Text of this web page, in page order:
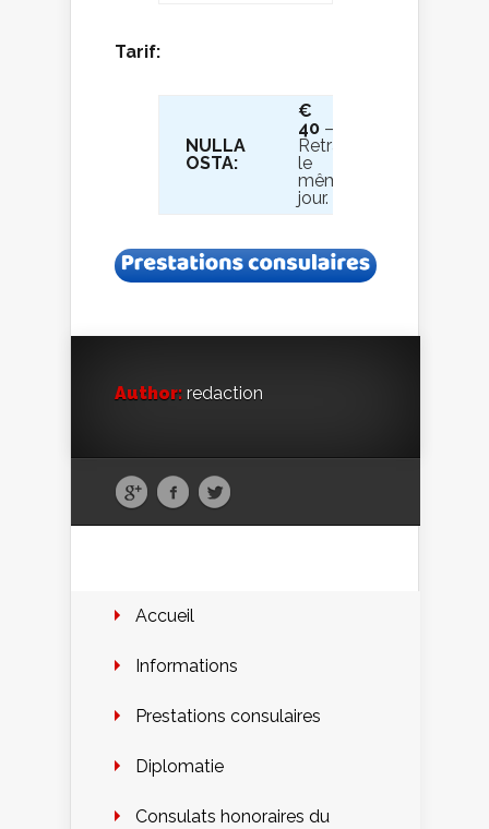
Tarif:
NULLA
OSTA:
€
40 –
Retrait
le
même
jour.
Author: redaction
Accueil
Informations
Prestations consulaires
Diplomatie
Consulats honoraires du